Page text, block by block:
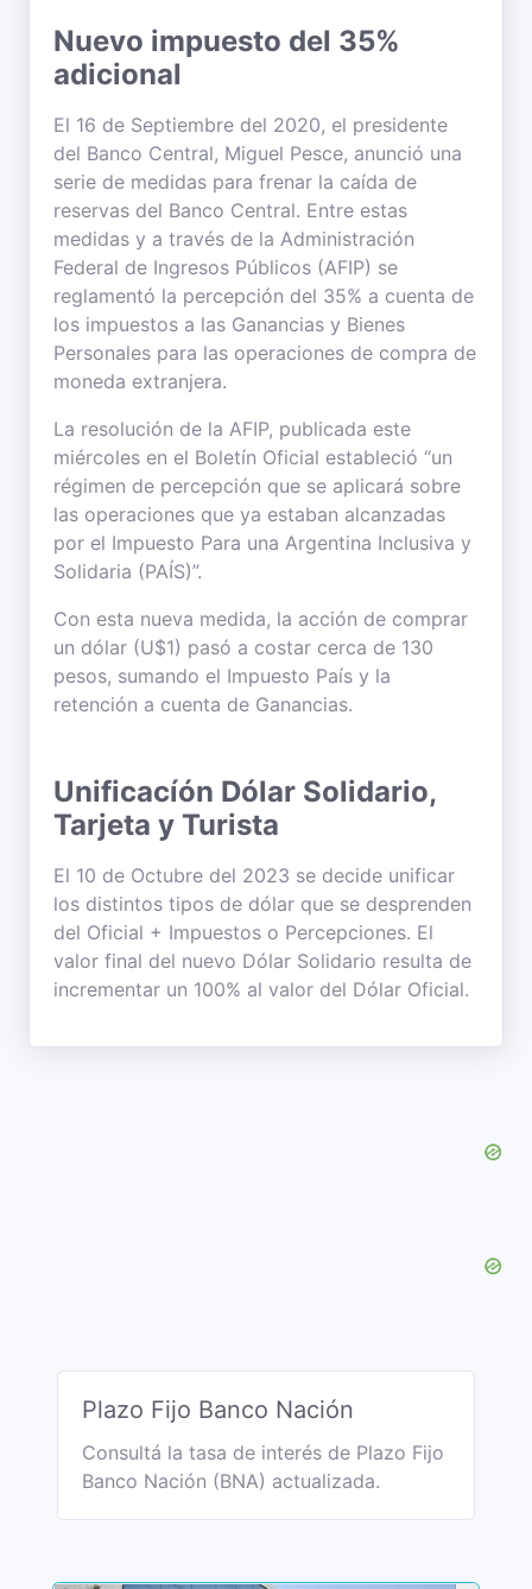
Nuevo impuesto del 35%
adicional
El 16 de Septiembre del 2020, el presidente
del Banco Central, Miguel Pesce, anunció una
serie de medidas para frenar la caída de
reservas del Banco Central. Entre estas
medidas y a través de la Administración
Federal de Ingresos Públicos (AFIP) se
reglamentó la percepción del 35% a cuenta de
los impuestos a las Ganancias y Bienes
Personales para las operaciones de compra de
moneda extranjera.
La resolución de la AFIP, publicada este
miércoles en el Boletín Oficial estableció “un
régimen de percepción que se aplicará sobre
las operaciones que ya estaban alcanzadas
por el Impuesto Para una Argentina Inclusiva y
Solidaria (PAÍS)”.
Con esta nueva medida, la acción de comprar
un dólar (U$1) pasó a costar cerca de 130
pesos, sumando el Impuesto País y la
retención a cuenta de Ganancias.
Unificacíón Dólar Solidario,
Tarjeta y Turista
El 10 de Octubre del 2023 se decide unificar
los distintos tipos de dólar que se desprenden
del Oficial + Impuestos o Percepciones. El
valor final del nuevo Dólar Solidario resulta de
incrementar un 100% al valor del Dólar Oficial.
Plazo Fijo Banco Nación
Consultá la tasa de interés de Plazo Fijo
Banco Nación (BNA) actualizada.